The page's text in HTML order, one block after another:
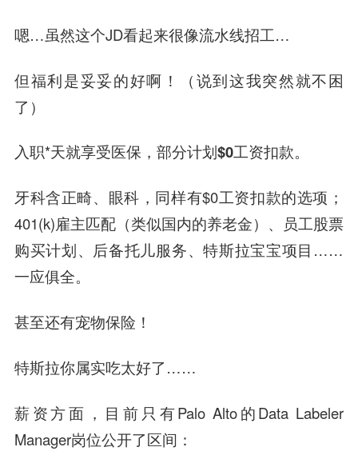
嗯…虽然这个JD看起来很像流水线招工…
但福利是妥妥的好啊！（说到这我突然就不困
了）
入职*天就享受医保，部分计划$0工资扣款。
牙科含正畸、眼科，同样有$0工资扣款的选项；
401(k)雇主匹配（类似国内的养老金）、员工股票
购买计划、后备托儿服务、特斯拉宝宝项目……
一应俱全。
甚至还有宠物保险！
特斯拉你属实吃太好了……
薪资方面，目前只有Palo Alto的Data Labeler
Manager岗位公开了区间：